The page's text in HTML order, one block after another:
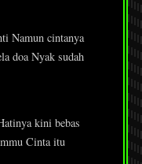
Namun cintanya
doa Nyak sudah
kini bebas
Cinta itu